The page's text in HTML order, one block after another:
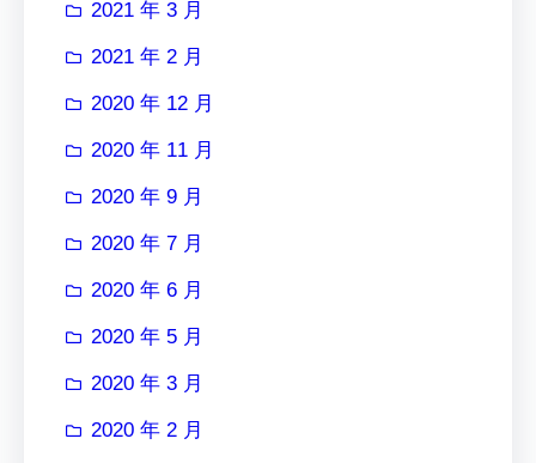
2021 年 3 月
2021 年 2 月
2020 年 12 月
2020 年 11 月
2020 年 9 月
2020 年 7 月
2020 年 6 月
2020 年 5 月
2020 年 3 月
2020 年 2 月